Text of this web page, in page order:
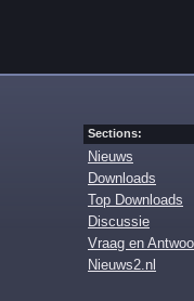
Sections:
Nieuws
Downloads
Top Downloads
Discussie
Vraag en
Nieuws2.nl